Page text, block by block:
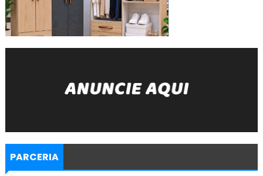
PARCERIA